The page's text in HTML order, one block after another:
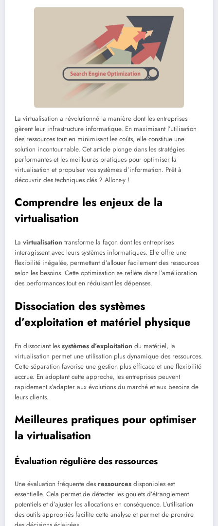
La virtualisation a révolutionné la manière dont les entreprises
gèrent leur infrastructure informatique. En maximisant l’utilisation
des ressources tout en minimisant les coûts, elle constitue une
solution incontournable. Cet article plonge dans les stratégies
performantes et les meilleures pratiques pour optimiser la
virtualisation et propulser vos systèmes d’information. Prêt à
découvrir des techniques clés ? Allons-y !
Comprendre les enjeux de la
virtualisation
La virtualisation transforme la façon dont les entreprises
interagissent avec leurs systèmes informatiques. Elle offre une
flexibilité inégalée, permettant d’allouer facilement des ressources
selon les besoins. Cette optimisation se reflète dans l’amélioration
des performances tout en réduisant les dépenses.
Dissociation des systèmes
d’exploitation et matériel physique
En dissociant les systèmes d’exploitation du matériel, la
virtualisation permet une utilisation plus dynamique des ressources.
Cette séparation favorise une gestion plus efficace et une flexibilité
accrue. En adoptant cette approche, les entreprises peuvent
rapidement s’adapter aux évolutions du marché et aux besoins de
leurs clients.
Meilleures pratiques pour optimiser
la virtualisation
Évaluation régulière des ressources
Une évaluation fréquente des ressources disponibles est
essentielle. Cela permet de détecter les goulets d’étranglement
potentiels et d’ajuster les allocations en conséquence. L’utilisation
des outils appropriés facilite cette analyse et permet de prendre